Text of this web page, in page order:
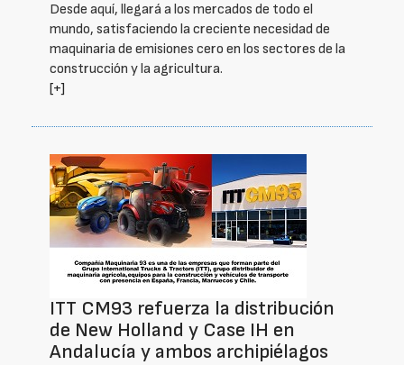
Desde aquí, llegará a los mercados de todo el
mundo, satisfaciendo la creciente necesidad de
maquinaria de emisiones cero en los sectores de la
construcción y la agricultura.
[+]
ITT CM93 refuerza la distribución
de New Holland y Case IH en
Andalucía y ambos archipiélagos